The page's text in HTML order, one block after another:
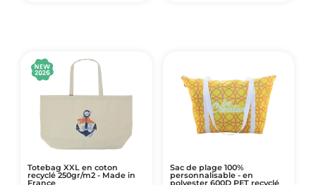
Totebag XXL en coton
recyclé 250gr/m2 - Made in
France
Sac de plage 100%
personnalisable - en
polyester 600D PET recyclé